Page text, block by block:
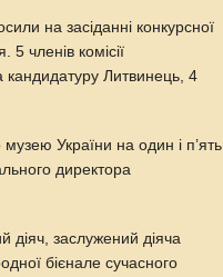
на засіданні конкурсної
5 членів комісії
кандидатуру Литвинець, 4
України на один і п’ять
директора
заслужений діяча
бієнале сучасного